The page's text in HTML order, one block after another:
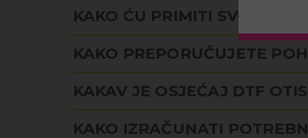
KAKO ĆU PRIMITI SVOJU
KAKO PREPORUČUJETE
KAKAV JE OSJEĆAJ DTF
KAKO IZRAČUNATI